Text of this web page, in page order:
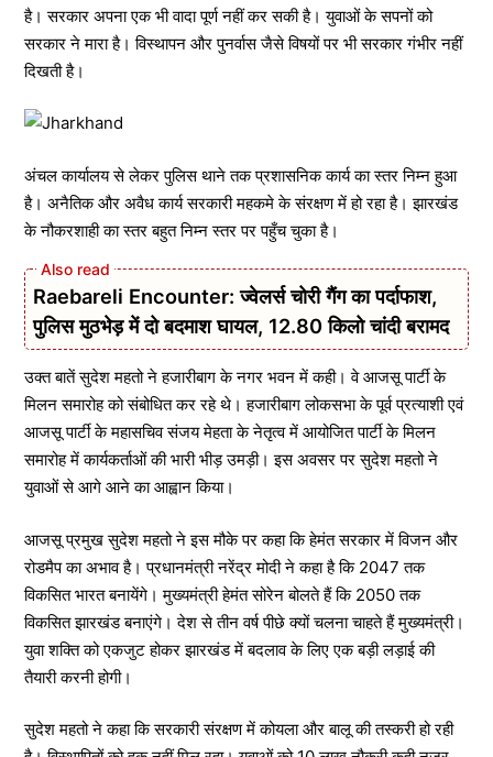
है। सरकार अपना एक भी वादा पूर्ण नहीं कर सकी है। युवाओं के सपनों को
सरकार ने मारा है। विस्थापन और पुनर्वास जैसे विषयों पर भी सरकार गंभीर नहीं
दिखती है।
अंचल कार्यालय से लेकर पुलिस थाने तक प्रशासनिक कार्य का स्तर निम्न हुआ
है। अनैतिक और अवैध कार्य सरकारी महकमे के संरक्षण में हो रहा है। झारखंड
के नौकरशाही का स्तर बहुत निम्न स्तर पर पहुँच चुका है।
Raebareli Encounter: ज्वेलर्स चोरी गैंग का पर्दाफाश,
पुलिस मुठभेड़ में दो बदमाश घायल, 12.80 किलो चांदी बरामद
उक्त बातें सुदेश महतो ने हजारीबाग के नगर भवन में कही। वे आजसू पार्टी के
मिलन समारोह को संबोधित कर रहे थे। हजारीबाग लोकसभा के पूर्व प्रत्याशी एवं
आजसू पार्टी के महासचिव संजय मेहता के नेतृत्व में आयोजित पार्टी के मिलन
समारोह में कार्यकर्ताओं की भारी भीड़ उमड़ी। इस अवसर पर सुदेश महतो ने
युवाओं से आगे आने का आह्वान किया।
आजसू प्रमुख सुदेश महतो ने इस मौके पर कहा कि हेमंत सरकार में विजन और
रोडमैप का अभाव है। प्रधानमंत्री नरेंद्र मोदी ने कहा है कि 2047 तक
विकसित भारत बनायेंगे। मुख्यमंत्री हेमंत सोरेन बोलते हैं कि 2050 तक
विकसित झारखंड बनाएंगे। देश से तीन वर्ष पीछे क्यों चलना चाहते हैं मुख्यमंत्री।
युवा शक्ति को एकजुट होकर झारखंड में बदलाव के लिए एक बड़ी लड़ाई की
तैयारी करनी होगी।
सुदेश महतो ने कहा कि सरकारी संरक्षण में कोयला और बालू की तस्करी हो रही